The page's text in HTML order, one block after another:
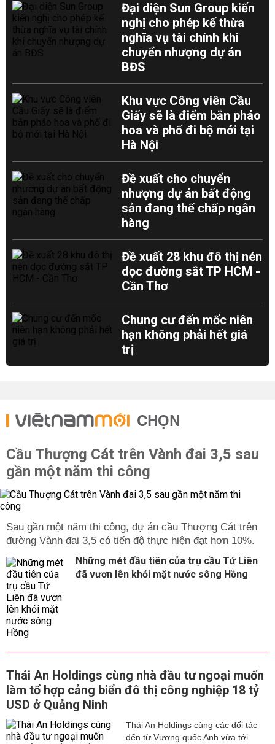
Đại diện Sun Group kiến
nghị cho phép kế thừa
nghĩa vụ tài chính khi
chuyển nhượng dự án
BĐS
Khu vực Công viên Cầu
Giấy sẽ là điểm bắn pháo
hoa và phố đi bộ mới tại
Hà Nội
Đề xuất cho chuyển
nhượng dự án bất động
sản đang thế chấp ngân
hàng
Đề xuất 28 khu đô thị nén
dọc đường sắt TP HCM -
Cần Thơ
Chung cư đến mốc niên
hạn không phải hết giá
trị
CHỌN
Cầu Thượng Cát trên Vành đai 3,5 sau
gần một năm thi công
Sau gần một năm thi công, dự án cầu Thượng Cát trên
đường Vành đai 3,5 có tiến độ thực hiện đạt hơn 10%.
Những mét đầu tiên của trụ cầu Tứ Liên
đã vươn lên khỏi mặt nước sông Hồng
Thái An Holdings cùng nhà đầu tư ngoại muốn
làm tổ hợp cảng biển đô thị công nghiệp 18 tỷ
USD ở Quảng Ninh
Thái An Holdings cùng các đối tác
đến từ Vương quốc Anh vừa tới